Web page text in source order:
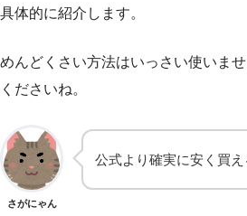
具体的に紹介します。
めんどくさい方法はいっさい使いま
くださいね。
さがにゃん
公式より確実に安く買え